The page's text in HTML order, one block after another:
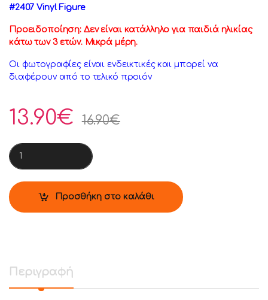
#2407 Vinyl Figure
Προειδοποίηση: Δεν είναι κατάλληλο για παιδιά ηλικίας
κάτω των 3 ετών. Μικρά μέρη.
Οι φωτογραφίες είναι ενδεικτικές και μπορεί να
διαφέρουν από το τελικό προιόν
13.90€ 16.90€
Funko Pop! Animation: Mob Psycho 100 - Arataka Reigen
Προσθήκη στο καλάθι
Περιγραφή